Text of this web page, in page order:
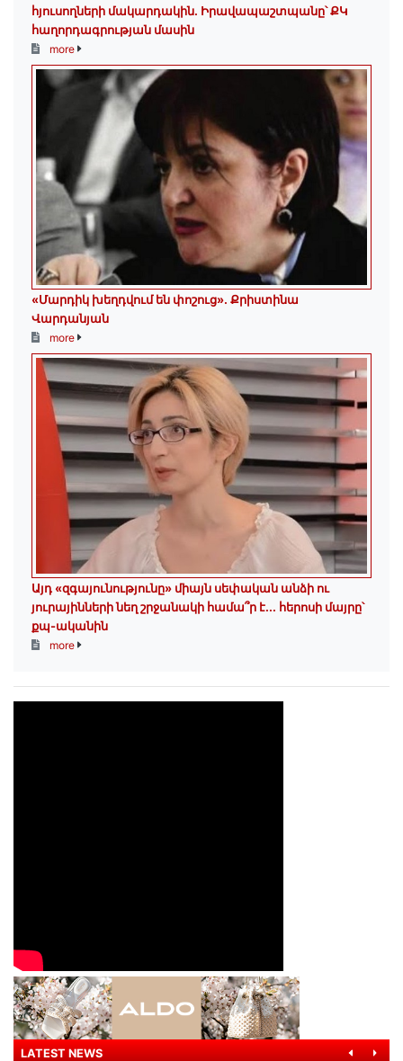
հյուսողների մակարդակին․ Իրավապաշտպանը՝ ՔԿ
հաղորդագրության մասին
more
«Մարդիկ խեղդվում են փոշուց»․ Քրիստինա
Վարդանյան
more
Այդ «զգայունությունը» միայն սեփական անձի ու
յուրայինների նեղ շրջանակի համա՞ր է․․․ հերոսի մայրը՝
քպ-ականին
more
LATEST NEWS